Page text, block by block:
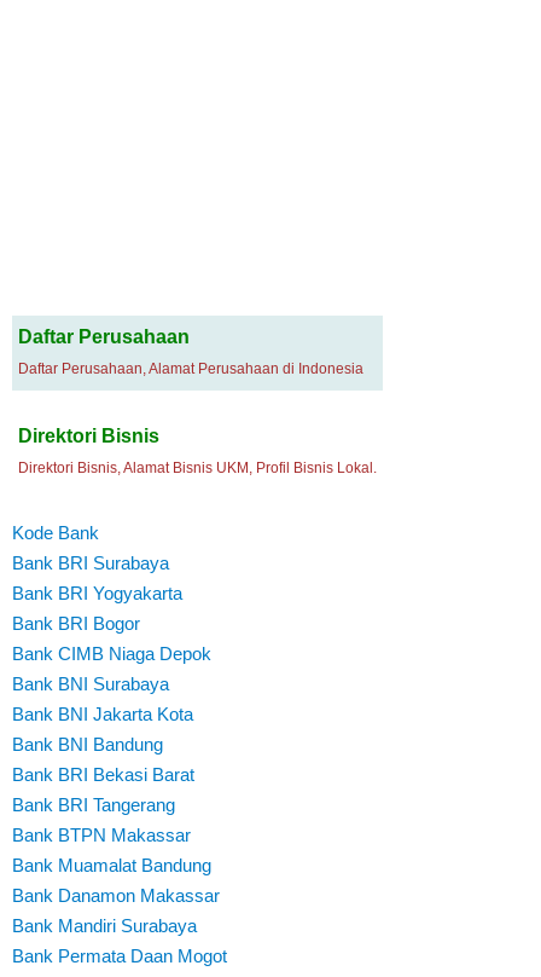
Daftar Perusahaan
Daftar Perusahaan, Alamat Perusahaan di Indonesia
Direktori Bisnis
Direktori Bisnis, Alamat Bisnis UKM, Profil Bisnis Lokal.
Kode Bank
Bank BRI Surabaya
Bank BRI Yogyakarta
Bank BRI Bogor
Bank CIMB Niaga Depok
Bank BNI Surabaya
Bank BNI Jakarta Kota
Bank BNI Bandung
Bank BRI Bekasi Barat
Bank BRI Tangerang
Bank BTPN Makassar
Bank Muamalat Bandung
Bank Danamon Makassar
Bank Mandiri Surabaya
Bank Permata Daan Mogot